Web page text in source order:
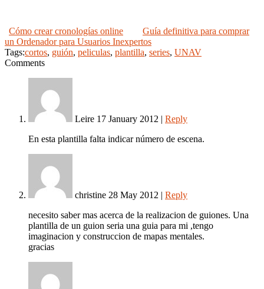
Cómo crear cronologías online
Guía definitiva para comprar
un Ordenador para Usuarios Inexpertos
Tags:cortos, guión, peliculas, plantilla, series, UNAV
Comments
Leire 17 January 2012 | Reply
En esta plantilla falta indicar número de escena.
christine 28 May 2012 | Reply
necesito saber mas acerca de la realizacion de guiones. Una
plantilla de un guion seria una guia para mi ,tengo
imaginacion y construccion de mapas mentales.
gracias